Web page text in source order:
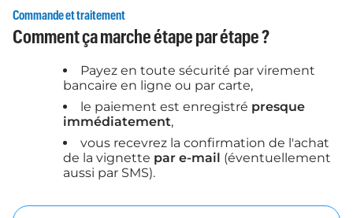
Commande et traitement
Comment ça marche étape par étape ?
Payez en toute sécurité par virement
bancaire en ligne ou par carte,
le paiement est enregistré presque
immédiatement,
vous recevrez la confirmation de l'achat
de la vignette par e-mail (éventuellement
aussi par SMS).